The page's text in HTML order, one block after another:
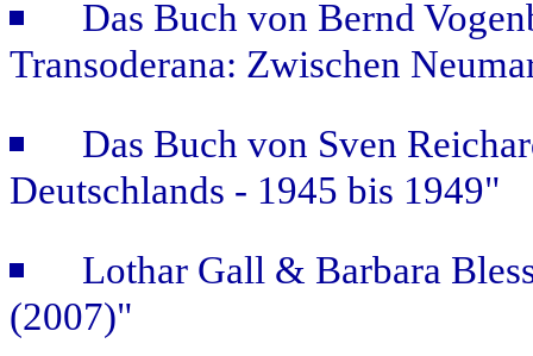
Das Buch von Bernd
Transoderana: Zwischen
Das Buch von Sven
Deutschlands - 1945 bis 1949"
Lothar Gall & Barbara
(2007)"